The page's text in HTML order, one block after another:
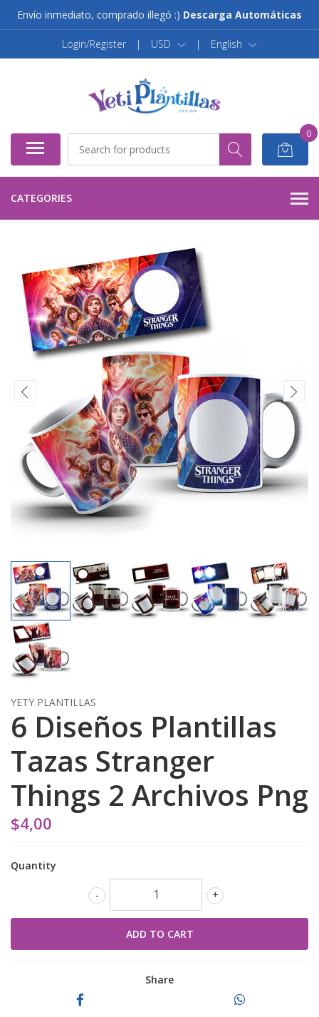
Envío inmediato, comprado illegó :) Descarga Automáticas
Login/Register | USD | English
0
CATEGORIES
YETY PLANTILLAS
6 Diseños Plantillas
Tazas Stranger
Things 2 Archivos Png
$4,00
Quantity
+
-
Share